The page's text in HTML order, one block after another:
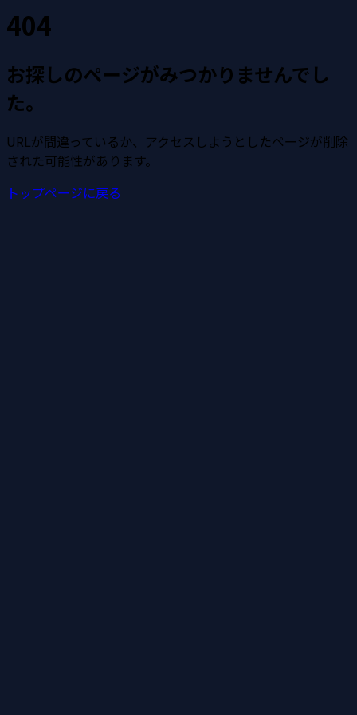
404
お探しのページがみつかりませんでし
た。
URLが間違っているか、アクセスしようとしたページが削除
された可能性があります。
トップページに戻る